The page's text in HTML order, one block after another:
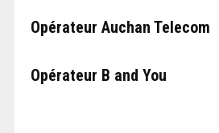
Opérateur Auchan Telecom
Opérateur B and You